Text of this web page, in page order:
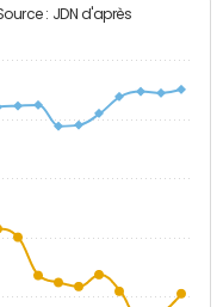
: JDN d'après